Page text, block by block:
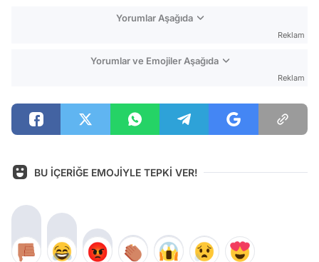
Yorumlar Aşağıda
Reklam
Yorumlar ve Emojiler Aşağıda
Reklam
BU İÇERİĞE EMOJİYLE TEPKİ VER!